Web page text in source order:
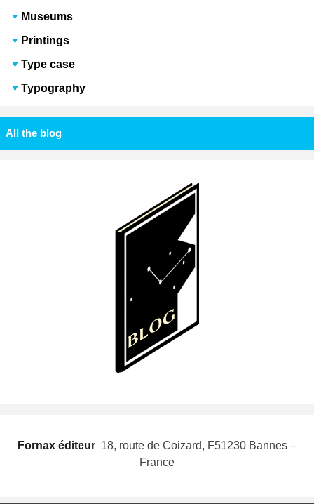
Museums
Printings
Type case
Typography
All the blog
Fornax éditeur  18, route de Coizard, F51230 Bannes –
France